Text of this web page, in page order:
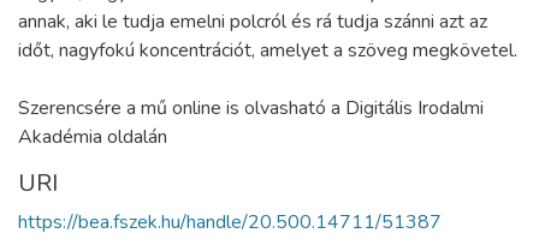
annak, aki le tudja emelni polcról és rá tudja szánni azt az
időt, nagyfokú koncentrációt, amelyet a szöveg megkövetel.
Szerencsére a mű online is olvasható a Digitális Irodalmi
Akadémia oldalán
URI
https://bea.fszek.hu/handle/20.500.14711/51387